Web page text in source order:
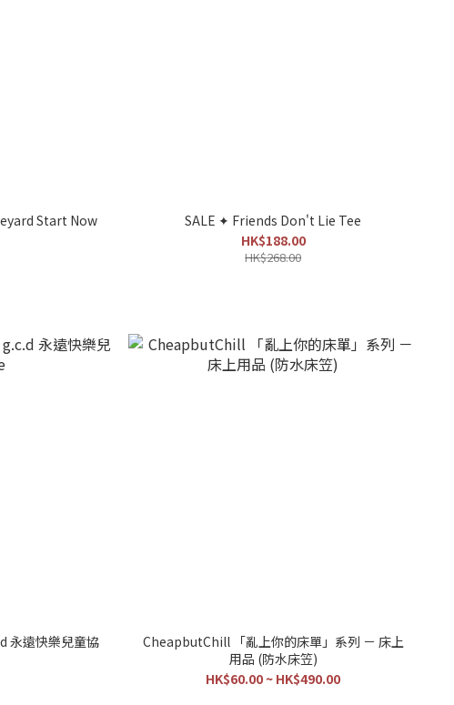
Start Now
SALE ✦ Friends Don't Lie Tee
HK$188.00
HK$268.00
永遠快樂兒童協
CheapbutChill 「亂上你的床單」系列 － 床上
用品 (防水床笠)
HK$60.00 ~ HK$490.00